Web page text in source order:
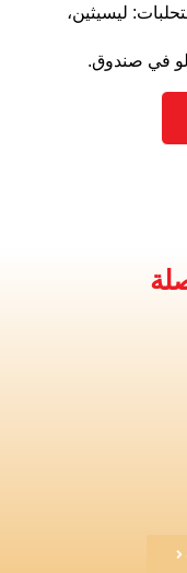
ليسيثين،